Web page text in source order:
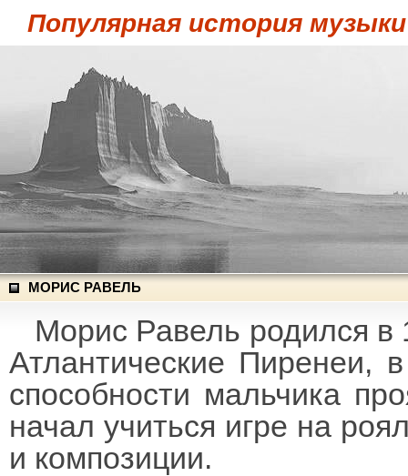
Популярная история музыки
МОРИС РАВЕЛЬ
Морис Равель родился в
Атлантические Пиренеи,
способности мальчика
начал учиться игре на
и композиции.